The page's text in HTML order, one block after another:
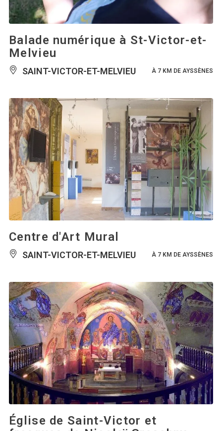
Balade numérique à St-Victor-et-
Melvieu
SAINT-VICTOR-ET-MELVIEU À 7 KM DE AYSSÈNES
Centre d'Art Mural
SAINT-VICTOR-ET-MELVIEU À 7 KM DE AYSSÈNES
Église de Saint-Victor et